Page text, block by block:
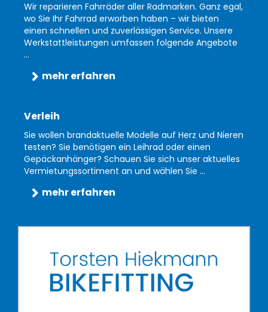
Wir reparieren Fahrräder aller Radmarken. Ganz egal,
wo Sie Ihr Fahrrad erworben haben – wir bieten
einen schnellen und zuverlässigen Service. Unsere
Werkstattleistungen umfassen folgende Angebote
...
mehr erfahren
Verleih
Sie wollen brandaktuelle Modelle auf Herz und Nieren
testen? Sie benötigen ein Leihrad oder einen
Gepäckanhänger? Schauen Sie sich unser aktuelles
Vermietungssortiment an und wählen Sie ...
mehr erfahren